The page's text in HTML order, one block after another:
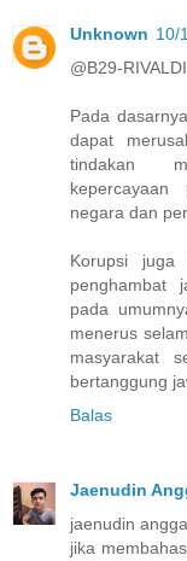
Unknown 10/
@B29-
Pada
dapat
tindakan
kepercayaan
negara dan
Korupsi juga
penghambat
pada
menerus
masyarakat
bertanggung
Balas
Jaenudin
jaenudin
jika